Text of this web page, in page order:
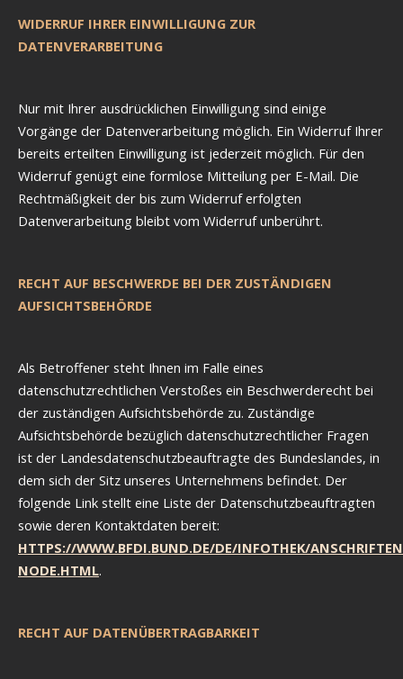
WIDERRUF IHRER EINWILLIGUNG ZUR
DATENVERARBEITUNG
Nur mit Ihrer ausdrücklichen Einwilligung sind einige
Vorgänge der Datenverarbeitung möglich. Ein Widerruf Ihrer
bereits erteilten Einwilligung ist jederzeit möglich. Für den
Widerruf genügt eine formlose Mitteilung per E-Mail. Die
Rechtmäßigkeit der bis zum Widerruf erfolgten
Datenverarbeitung bleibt vom Widerruf unberührt.
RECHT AUF BESCHWERDE BEI DER ZUSTÄNDIGEN
AUFSICHTSBEHÖRDE
Als Betroffener steht Ihnen im Falle eines
datenschutzrechtlichen Verstoßes ein Beschwerderecht bei
der zuständigen Aufsichtsbehörde zu. Zuständige
Aufsichtsbehörde bezüglich datenschutzrechtlicher Fragen
ist der Landesdatenschutzbeauftragte des Bundeslandes, in
dem sich der Sitz unseres Unternehmens befindet. Der
folgende Link stellt eine Liste der Datenschutzbeauftragten
sowie deren Kontaktdaten bereit:
HTTPS://WWW.BFDI.BUND.DE/DE/INFOTHEK/
NODE.HTML.
RECHT AUF DATENÜBERTRAGBARKEIT